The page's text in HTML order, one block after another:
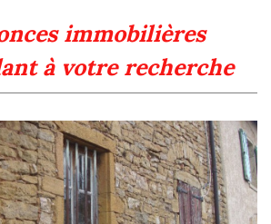
à votre recherche